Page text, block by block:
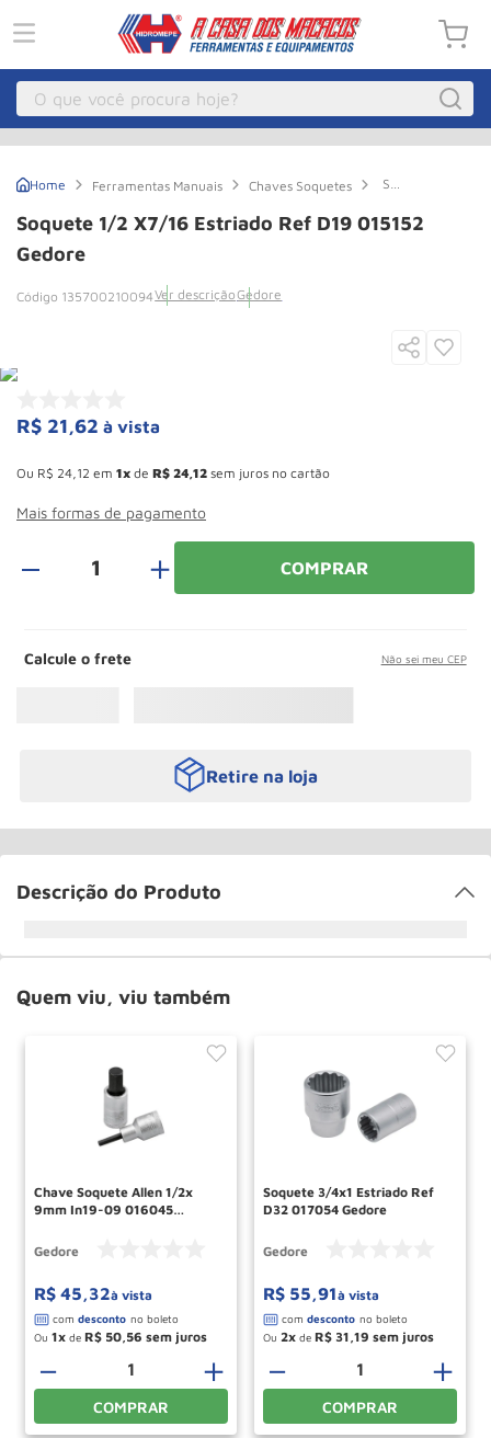
O que você procura hoje?
Ferramentas Manuais Chaves Soquetes
Soquete
x7/16
Estriado
Soquete 1/2 X7/16 Estriado Ref D19 015152
Gedore
135700210094Ver descriçãoGedore
R$ 21,62 à vista
Ou R$ 24 12 em 1 de R$ 24 12 sem juros no cartão
Mais formas de pagamento
＋ COMPRAR
Calcule o frete Não sei meu CEP
Retire na loja
Descrição do Produto
Quem viu, viu também
Chave Soquete Allen 1/2x
9mm In19-09 016045
Gedore
R$ 45,32à vista
Ou 1 de R$ 50,56
＋
－
COMPRAR
Soquete 3/4x1 Estriado Ref
D32 017054 Gedore
Gedore
R$ 55,91à vista
Ou 2 de R$ 31,19
＋
－
COMPRAR
3 º Macaco Hidraulico
8 Talha
9º Rodizio
10 º